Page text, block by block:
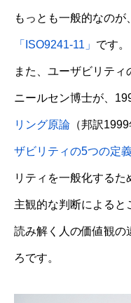
もっとも一般的なのが
「ISO9241-11」 です。
また、ユーザビリティ
ニールセン博士が、
リング原論 （邦訳
ザビリティの5つの定
リティを一般化するた
主観的な判断によると
読み解く人の価値観の
ろです。